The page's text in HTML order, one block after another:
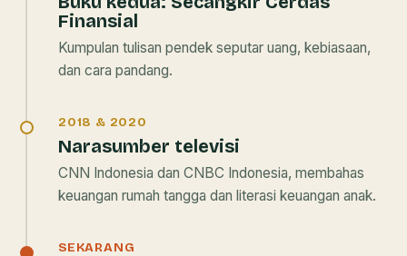
Finansial
Kumpulan tulisan pendek seputar uang, kebiasaan,
dan cara pandang.
2018 & 2020
Narasumber televisi
CNN Indonesia dan CNBC Indonesia, membahas
keuangan rumah tangga dan literasi keuangan anak.
SEKARANG